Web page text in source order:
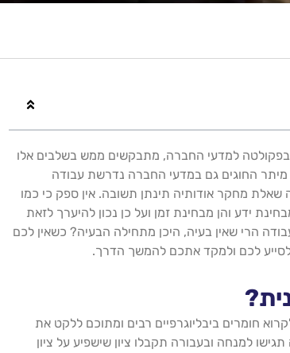
בפקולטה למדעי החברה, מתבקשים ממש בשלבים אלו
החוגים גם במדעי החברה נדרשת עבודה
מחקר אודותיה תינתן תשובה. אין ספק כי כמו
ידע והן מבחינת זמן ועל כן נכון להיערך לזאת
הרי שאין בעיה, היכן מתחילה הבעיה? כשאין לכם
לסייע לכם ולמקד אתכם להמשך הדרך.
חומרים ביבליוגרפיים רבים ומתוכם ללקט את
למנחה ובעבורה תקבלו ציון שישפיע על ציון